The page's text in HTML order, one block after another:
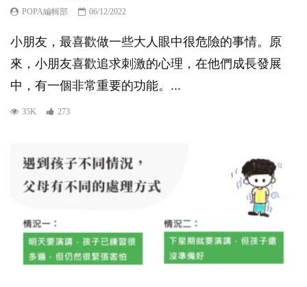
POPA編輯部 06/12/2022
小朋友，最喜歡做一些大人眼中很危險的事情。原
來，小朋友喜歡追求刺激的心理，在他們成長發展
中，有一個非常重要的功能。...
35K 273